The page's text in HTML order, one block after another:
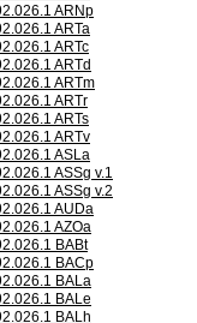
ARNp
ARTa
ARTc
ARTd
ARTm
ARTr
ARTs
ARTv
ASLa
ASSg v.1
ASSg v.2
AUDa
AZOa
BABt
BACp
BALa
BALe
BALh